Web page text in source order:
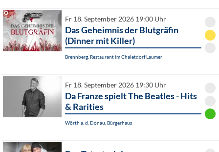
Fr 18. September 2026 19:00 Uhr
Das Geheimnis der Blutgräfin
(Dinner mit Killer)
Brennberg, Restaurant im Chaletdorf Laumer
Fr 18. September 2026 19:30 Uhr
Da Franze spielt The Beatles - Hits
& Rarities
Wörth a. d. Donau, Bürgerhaus